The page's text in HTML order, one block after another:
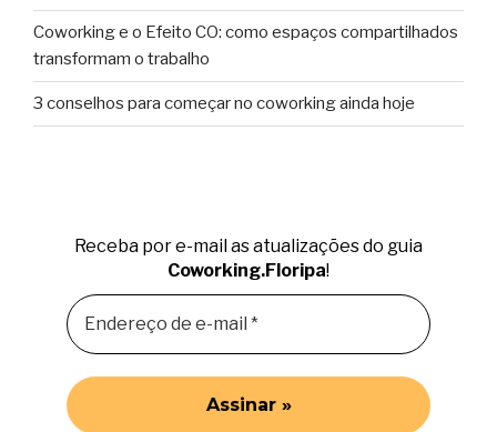
Coworking e o Efeito CO: como espaços compartilhados
transformam o trabalho
3 conselhos para começar no coworking ainda hoje
Receba por e-mail as atualizações do guia
Coworking.Floripa!